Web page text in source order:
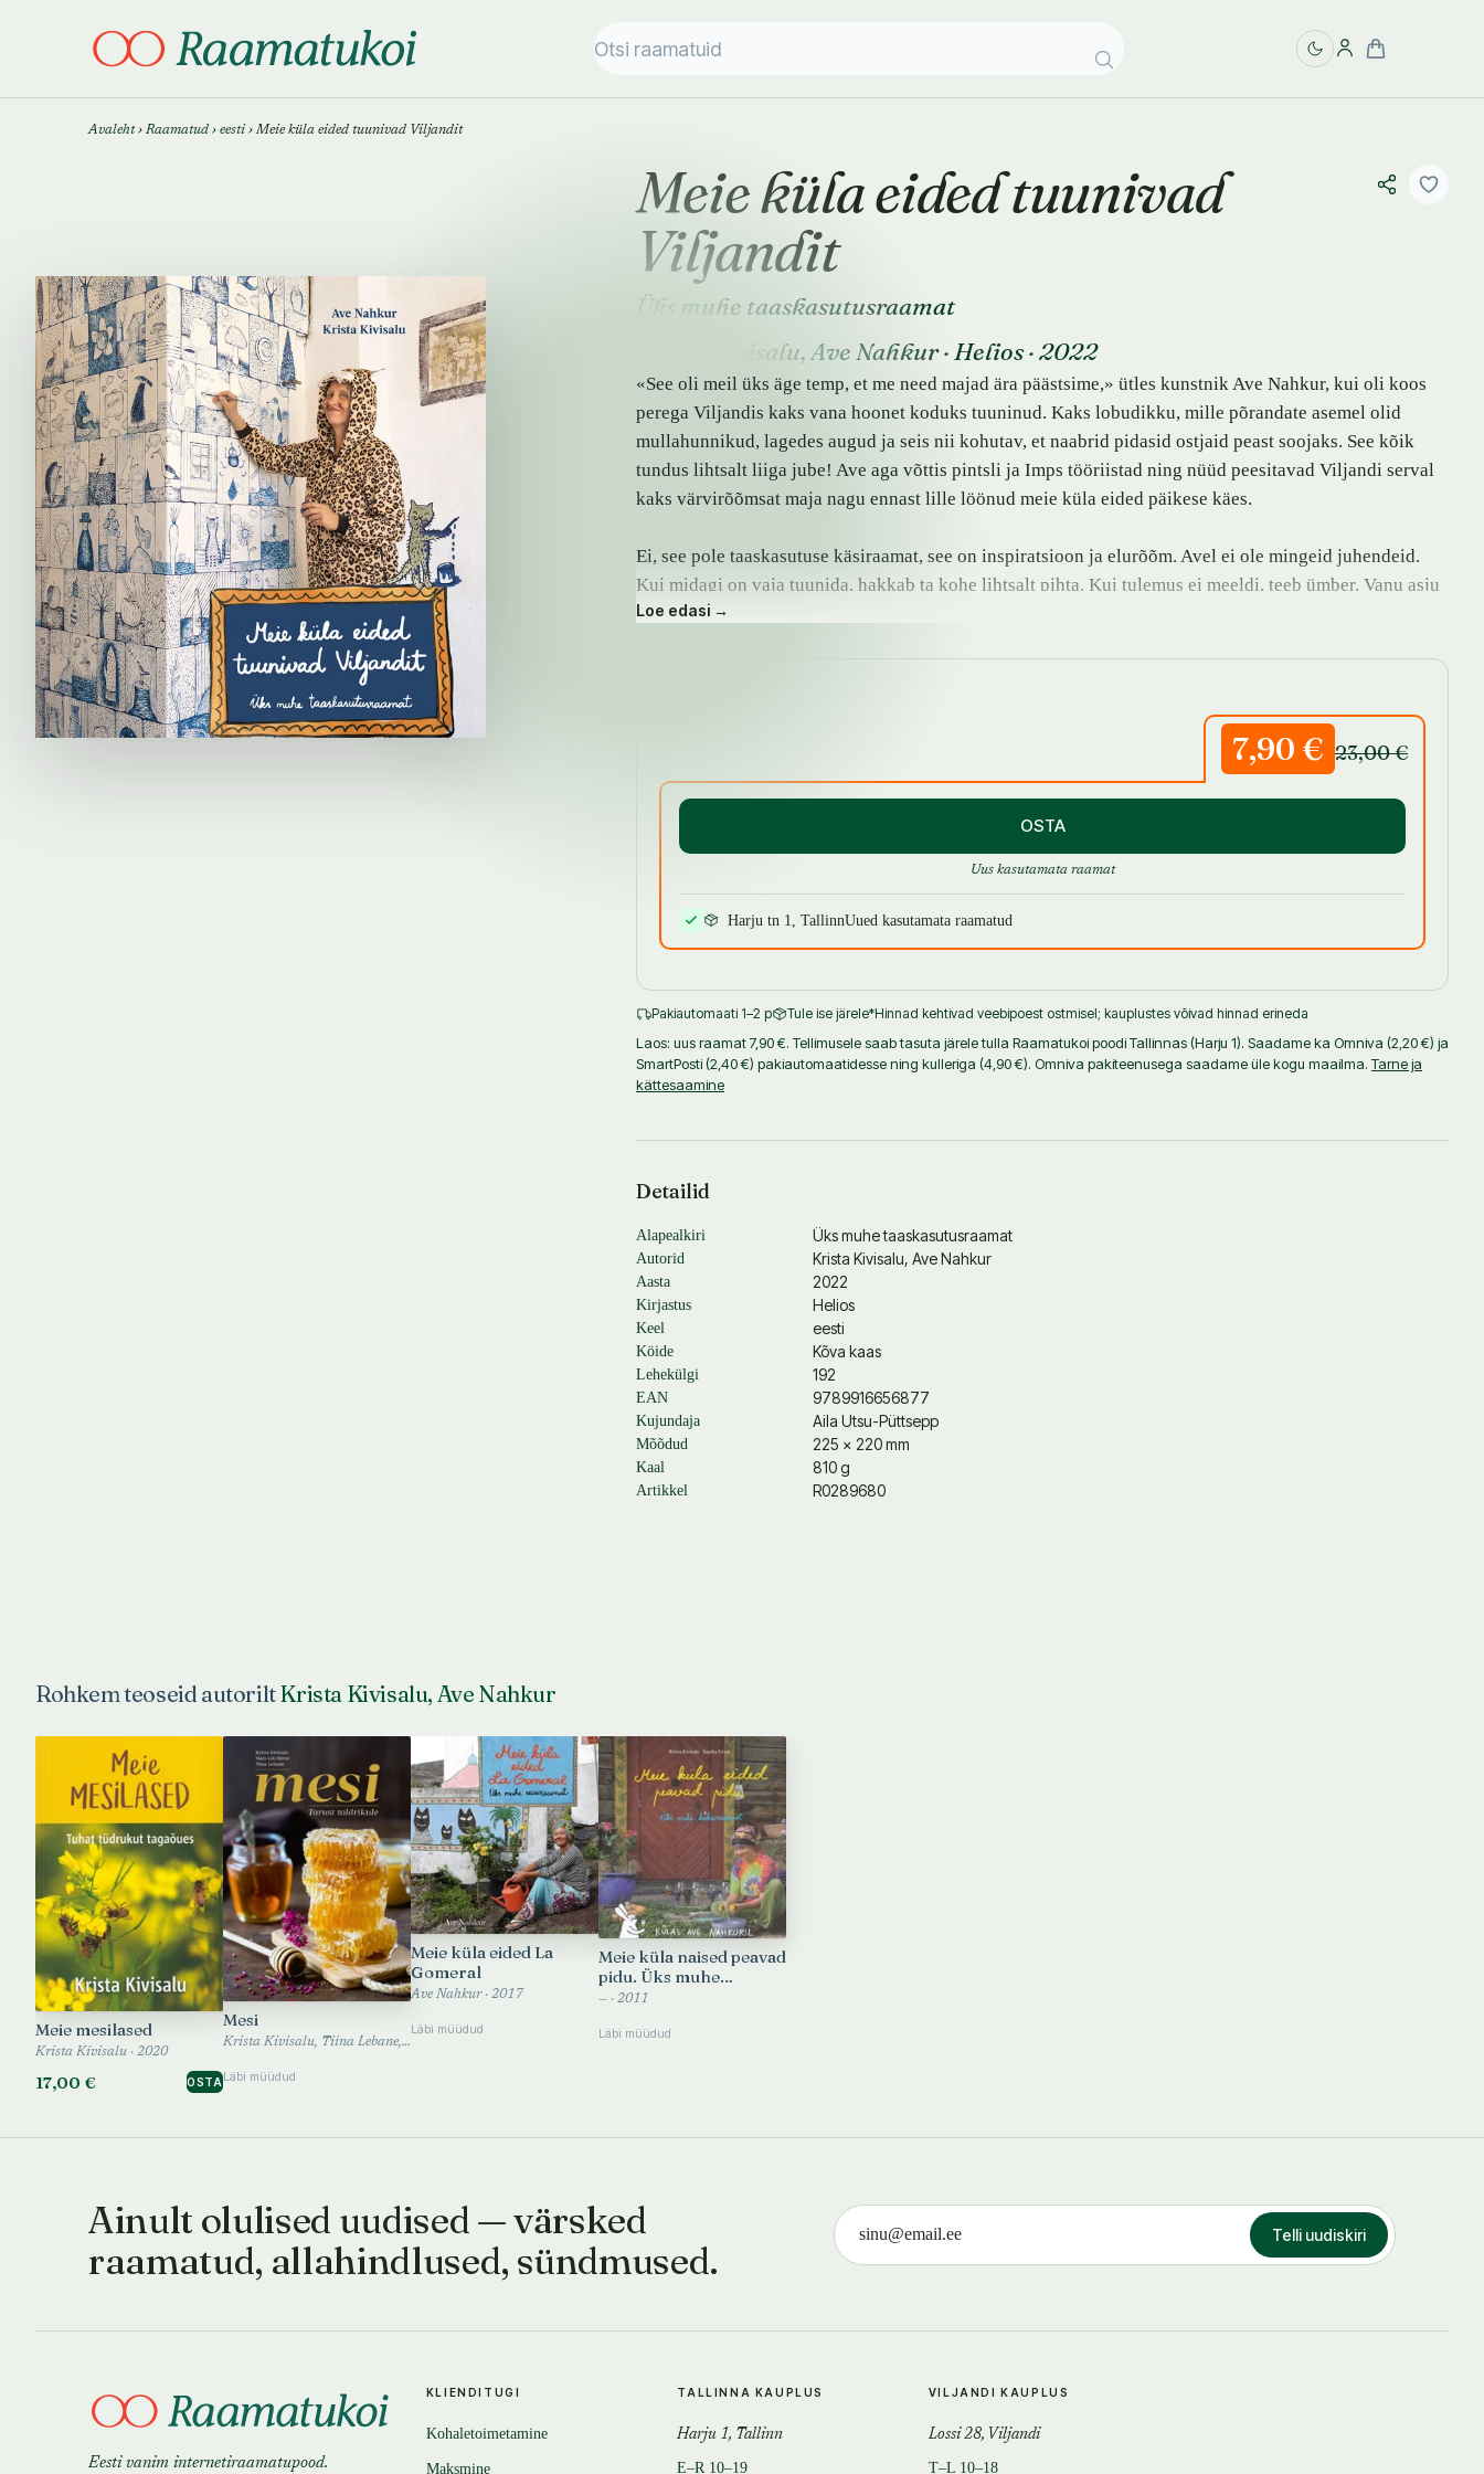
Avaleht› Raamatud › eesti ›Meie küla eided tuunivad Viljandit
Meie küla eided tuunivad
Viljandit
Üks muhe taaskasutusraamat
Krista Kivisalu,Ave Nahkur·Helios·2022
«See oli meil üks äge temp, et me need majad ära päästsime,» ütles kunstnikAve Nahkur, kui oli koos
perega Viljandis kaks vana hoonet koduks tuuninud. Kaks lobudikku, mille põrandate asemel olid
mullahunnikud, lagedes augud ja seis nii kohutav, et naabrid pidasid ostjaid peast soojaks. See kõik
tundus lihtsalt liiga jube! Ave aga võttis pintsli ja Imps tööriistad ning nüüd peesitavad Viljandi serval
kaks värvirõõmsat maja nagu ennast lille löönud meie küla eided päikese käes.
Ei, see pole taaskasutuse käsiraamat, see on inspiratsioon ja elurõõm. Avel ei ole mingeid juhendeid.
Kui midagi on vaja tuunida, hakkab ta kohe lihtsalt pihta. Kui tulemus ei meeldi, teeb ümber. Vanu asju
tuunida on kõige parem siis, kui oskad seda vabalt võtta, ütleb Ave. Ave kõrval räägivad raamatus oma
Loe edasi →
7,90 € 23,00 €
OSTA
Uus kasutamata raamat
Harju tn 1, TallinnUued kasutamata raamatud
Pakiautomaati 1–2 p Tule ise järele*Hinnad kehtivad veebipoest ostmisel; kauplustes võivad hinnad erineda
Laos: uus raamat 7,90 €. Tellimusele saab tasuta järele tulla Raamatukoi poodi Tallinnas (Harju 1). Saadame ka Omniva (2,20 €) ja
SmartPosti (2,40 €) pakiautomaatidesse ning kulleriga (4,90 €). Omniva pakiteenusega saadame üle kogu maailma. Tarne ja
kättesaamine
Detailid
Alapealkiri Üks muhe taaskasutusraamat
Autorid Krista Kivisalu, Ave Nahkur
Aasta 2022
Kirjastus Helios
Keel eesti
Köide Kõva kaas
Lehekülgi 192
EAN 9789916656877
Kujundaja Aila Utsu-Püttsepp
Mõõdud 225 × 220 mm
Kaal 810 g
Artikkel R0289680
Rohkem teoseid autoriltKrista Kivisalu, Ave Nahkur
Meie mesilased
Krista Kivisalu · 2020
17,00 € OSTA
Mesi
Krista Kivisalu, Tiina Lebane, Mari-Liis Ilover · 2019
Läbi müüdud
Meie küla eided La
Gomeral
Ave Nahkur · 2017
Läbi müüdud
Meie küla naised peavad
pidu. Üks muhe
kokaraamat
— · 2011
Läbi müüdud
Ainult olulised uudised — värsked
raamatud, allahindlused, sündmused.
Telli uudiskiri
Eesti vanim internetiraamatupood.
KLIENDITUGI
Kohaletoimetamine
Maksmine
TALLINNA KAUPLUS
Harju 1, Tallinn
E–R 10–19
VILJANDI KAUPLUS
Lossi 28, Viljandi
T–L 10–18
Otsi täpsemalt
Otsi täpsemalt